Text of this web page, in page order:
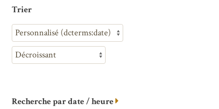
Trier
Recherche par date / heure